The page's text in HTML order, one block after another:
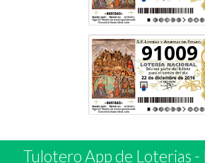
91009
Tulotero App de Loterias -